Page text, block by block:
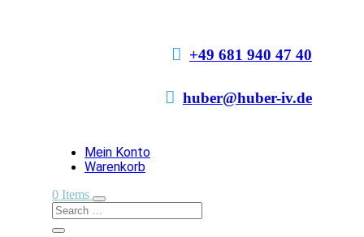
 +49 681 940 47 40
 huber@huber-iv.de
Mein Konto
Warenkorb
0 Items